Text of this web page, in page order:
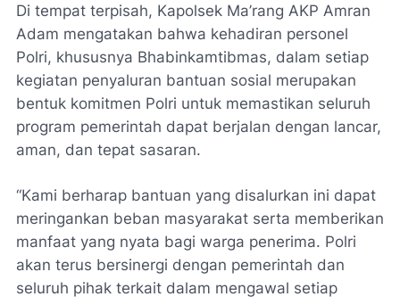
Di tempat terpisah, Kapolsek Ma’rang AKP Amran
Adam mengatakan bahwa kehadiran personel
Polri, khususnya Bhabinkamtibmas, dalam setiap
kegiatan penyaluran bantuan sosial merupakan
bentuk komitmen Polri untuk memastikan seluruh
program pemerintah dapat berjalan dengan lancar,
aman, dan tepat sasaran.
“Kami berharap bantuan yang disalurkan ini dapat
meringankan beban masyarakat serta memberikan
manfaat yang nyata bagi warga penerima. Polri
akan terus bersinergi dengan pemerintah dan
seluruh pihak terkait dalam mengawal setiap